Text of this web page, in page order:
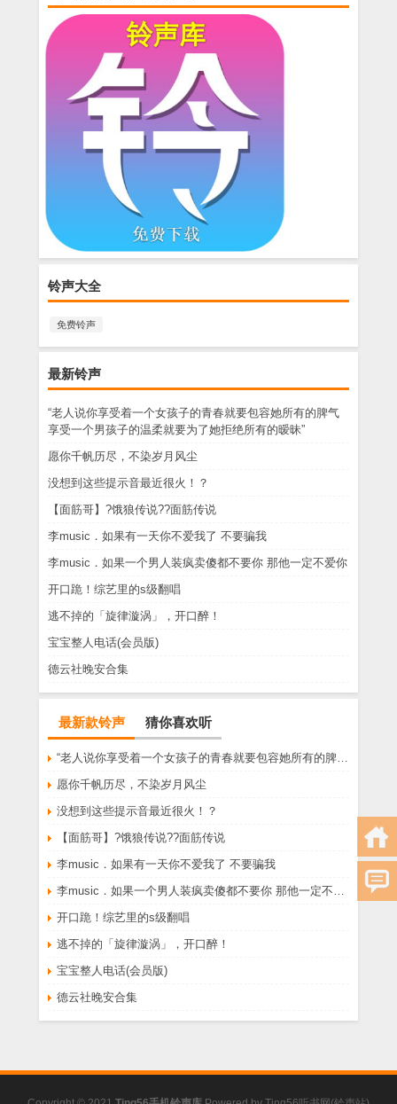
铃声大全
免费铃声
最新铃声
“老人说你享受着一个女孩子的青春就要包容她所有的脾气
享受一个男孩子的温柔就要为了她拒绝所有的暧昧”
愿你千帆历尽，不染岁月风尘
没想到这些提示音最近很火！？
【面筋哥】?饿狼传说??面筋传说
李music．如果有一天你不爱我了 不要骗我
李music．如果一个男人装疯卖傻都不要你 那他一定不爱你
开口跪！综艺里的s级翻唱
逃不掉的「旋律漩涡」，开口醉！
宝宝整人电话(会员版)
德云社晚安合集
最新款铃声 猜你喜欢听
愿你千帆历尽，不染岁月风尘
没想到这些提示音最近很火！？
【面筋哥】?饿狼传说??面筋传说
李music．如果有一天你不爱我了 不要骗我
开口跪！综艺里的s级翻唱
逃不掉的「旋律漩涡」，开口醉！
宝宝整人电话(会员版)
德云社晚安合集